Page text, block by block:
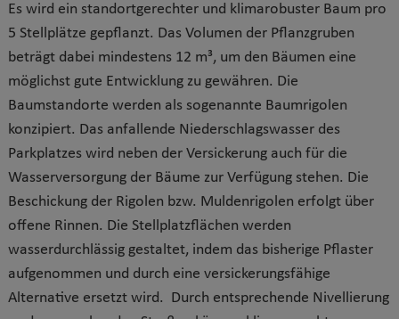
Es wird ein standortgerechter und klimarobuster Baum pro
5 Stellplätze gepflanzt. Das Volumen der Pflanzgruben
beträgt dabei mindestens 12 m³, um den Bäumen eine
möglichst gute Entwicklung zu gewähren. Die
Baumstandorte werden als sogenannte Baumrigolen
konzipiert. Das anfallende Niederschlagswasser des
Parkplatzes wird neben der Versickerung auch für die
Wasserversorgung der Bäume zur Verfügung stehen. Die
Beschickung der Rigolen bzw. Muldenrigolen erfolgt über
offene Rinnen. Die Stellplatzflächen werden
wasserdurchlässig gestaltet, indem das bisherige Pflaster
aufgenommen und durch eine versickerungsfähige
Alternative ersetzt wird. Durch entsprechende Nivellierung